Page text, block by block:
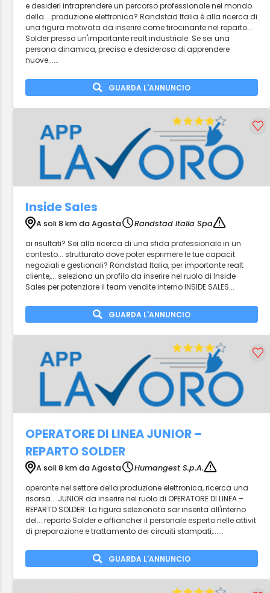
e desideri intraprendere un percorso professionale nel mondo
della... produzione elettronica? Randstad Italia è alla ricerca di
una figura motivata da inserire come tirocinante nel reparto...
Solder presso un'importante realt industriale. Se sei una
persona dinamica, precisa e desiderosa di apprendere
nuove......
GUARDA L'ANNUNCIO
Inside Sales
A soli 8 km da Agosta
Randstad Italia Spa
ai risultati? Sei alla ricerca di una sfida professionale in un
contesto... strutturato dove poter esprimere le tue capacit
negoziali e gestionali? Randstad Italia, per importante realt
cliente,... seleziona un profilo da inserire nel ruolo di Inside
Sales per potenziare il team vendite interno INSIDE SALES...
GUARDA L'ANNUNCIO
OPERATORE DI LINEA JUNIOR –
REPARTO SOLDER
A soli 8 km da Agosta
Humangest S.p.A.
operante nel settore della produzione elettronica, ricerca una
risorsa... JUNIOR da inserire nel ruolo di OPERATORE DI LINEA –
REPARTO SOLDER. La figura selezionata sar inserita all'interno
del... reparto Solder e affiancher il personale esperto nelle attivit
di preparazione e trattamento dei circuiti stampati,......
GUARDA L'ANNUNCIO